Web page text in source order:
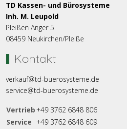
TD Kassen- und Bürosysteme
Inh. M. Leupold
Pleißen Anger 5
08459 Neukirchen/Pleiße
Kontakt
verkauf@td-buerosysteme.de
service@td-buerosysteme.de
Vertrieb +49 3762 6848 806
Service +49 3762 6848 609